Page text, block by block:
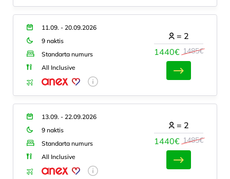
11.09. - 20.09.2026
9 naktis
Standarta numurs
All Inclusive
1440€ 1485€
= 2
13.09. - 22.09.2026
9 naktis
Standarta numurs
All Inclusive
1440€ 1485€
= 2